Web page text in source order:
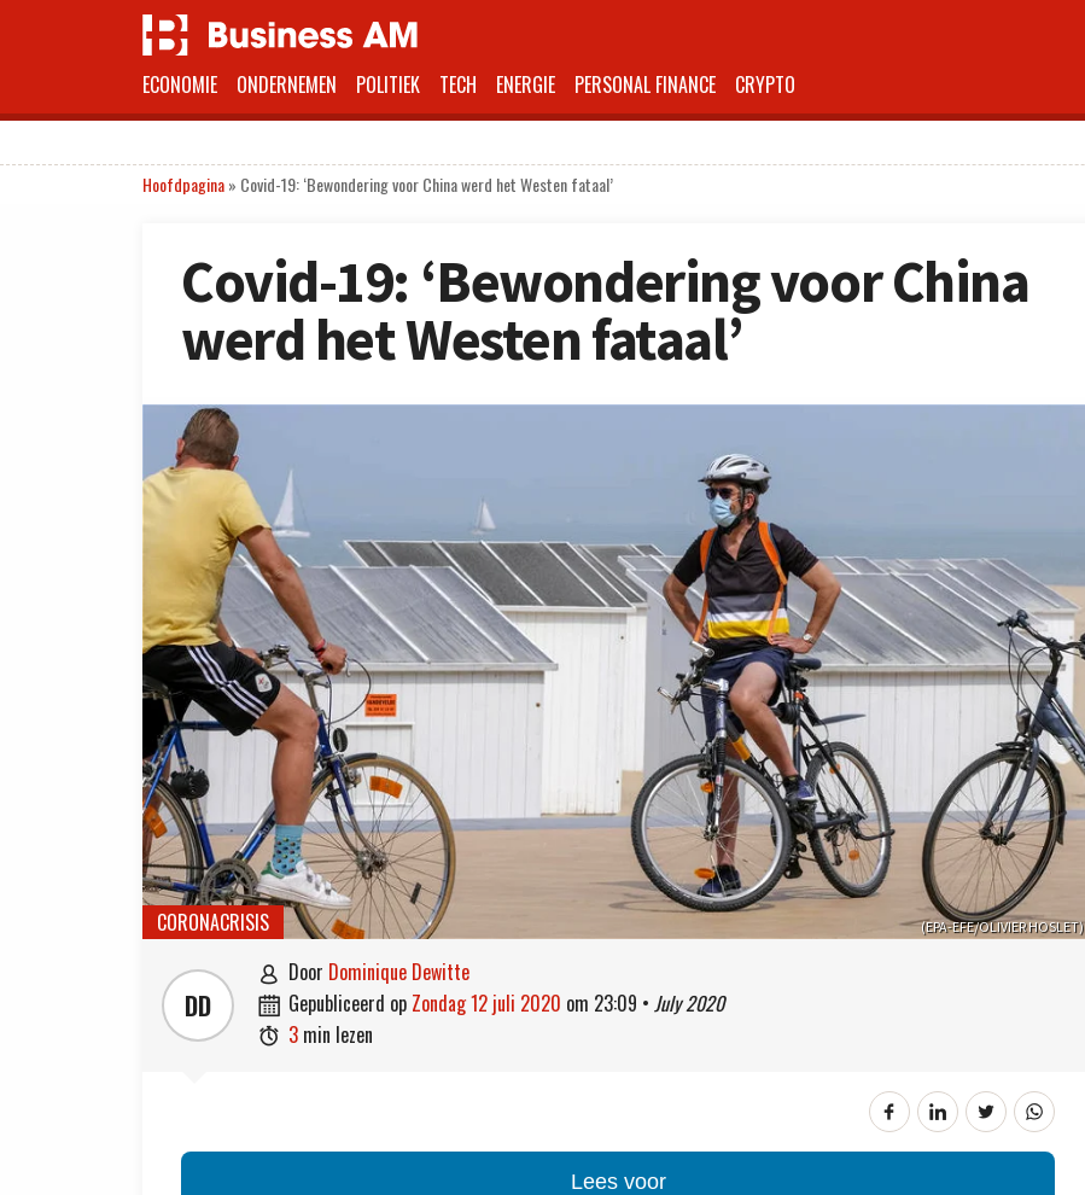
ECONOMIE ONDERNEMEN POLITIEK TECH ENERGIE PERSONAL FINANCE CRYPTO
Hoofdpagina» Covid-19: ‘Bewondering voor China werd het Westen fataal’
Covid-19: ‘Bewondering voor China
werd het Westen fataal’
(EPA-EFE/OLIVIER HOSLET)
CORONACRISIS
DD
 door Dominique Dewitte
 gepubliceerd op zondag 12 juli 2020 om 23:09 • July 2020
 3 min lezen
Lees voor